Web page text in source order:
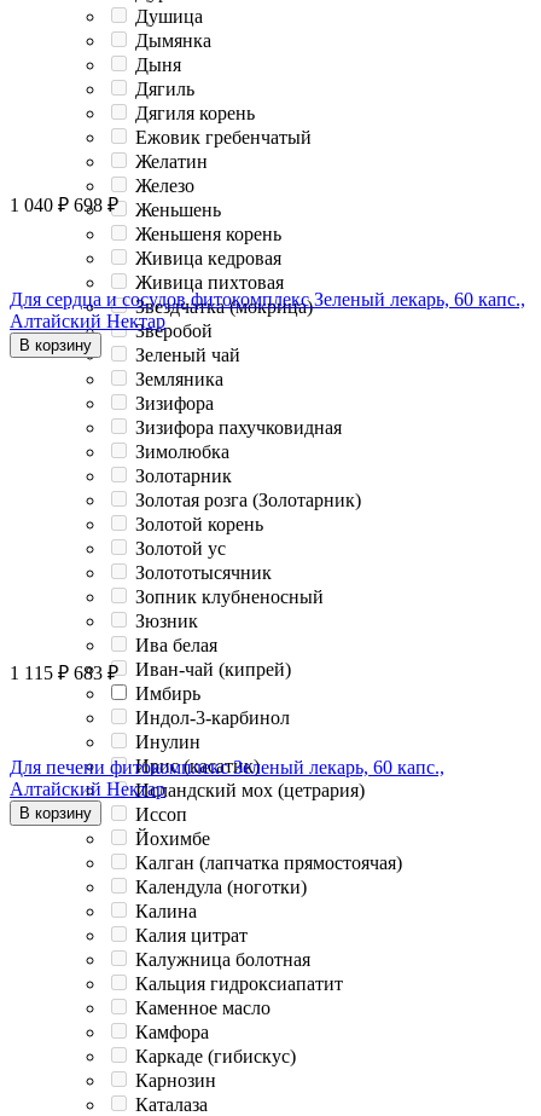
Душица
Дымянка
Дыня
Дягиль
Дягиля корень
Ежовик гребенчатый
Желатин
Железо
Женьшень
Женьшеня корень
Живица кедровая
Живица пихтовая
Звездчатка (мокрица)
Зверобой
Зеленый чай
Земляника
Зизифора
Зизифора пахучковидная
Зимолюбка
Золотарник
Золотая розга (Золотарник)
Золотой корень
Золотой ус
Золототысячник
Зопник клубненосный
Зюзник
Ива белая
Иван-чай (кипрей)
Имбирь
Индол-3-карбинол
Инулин
Ирис (касатик)
Исландский мох (цетрария)
Иссоп
Йохимбе
Калган (лапчатка прямостоячая)
Календула (ноготки)
Калина
Калия цитрат
Калужница болотная
Кальция гидроксиапатит
Каменное масло
Камфора
Каркаде (гибискус)
Карнозин
Каталаза
1 040 ₽ 698 ₽
Для сердца и сосудов фитокомплекс Зеленый лекарь, 60 капс.,
Алтайский Нектар
В корзину
1 115 ₽ 683 ₽
Для печени фитокомплекс Зеленый лекарь, 60 капс.,
Алтайский Нектар
В корзину